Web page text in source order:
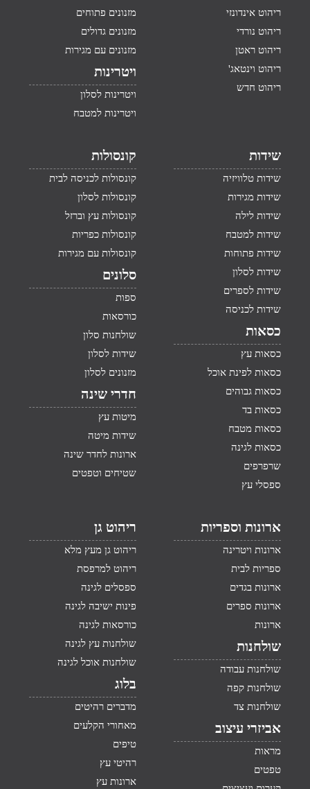
ריהוט אינדונזי
ריהוט נורדי
ריהוט ראטן
ריהוט וינטאג'
ריהוט חדש
מזנונים פתוחים
מזנונים גדולים
מזנונים עם מגירות
ויטרינות
ויטרינות לסלון
ויטרינות למטבח
שידות
שידות טלוויזיה
שידות מגירות
שידות לילה
שידות למטבח
שידות פתוחות
שידות לסלון
שידות לספרים
שידות לכניסה
כסאות
כסאות עץ
כסאות לפינת אוכל
כסאות גבוהים
כסאות בד
כסאות מטבח
כסאות לגינה
שרפרפים
ספסלי עץ
קונסולות
קונסולות לכניסה לבית
קונסולות לסלון
קונסולות עץ וברזל
קונסולות כפריות
קונסולות עם מגירות
סלונים
ספות
כורסאות
שולחנות סלון
שידות לסלון
מזנונים לסלון
חדרי שינה
מיטות עץ
שידות מיטה
ארונות לחדר שינה
שטיחים וטפטים
ארונות וספריות
ארונות ויטרינה
ספריות לבית
ארונות בגדים
ארונות ספרים
ארונות
שולחנות
שולחנות עבודה
שולחנות קפה
שולחנות צד
אביזרי עיצוב
מראות
טפטים
ריהוט גן
ריהוט גן מעץ מלא
ריהוט למרפסת
ספסלים לגינה
פינות ישיבה לגינה
כורסאות לגינה
שולחנות עץ לגינה
שולחנות אוכל לגינה
בלוג
מדברים רהיטים
מאחורי הקלעים
טיפים
רהיטי עץ
ארונות עץ